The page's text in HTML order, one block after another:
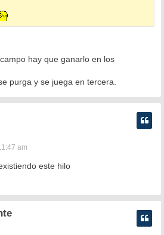
hay que ganarlo en los
purga y se juega en tercera.
am
este hilo